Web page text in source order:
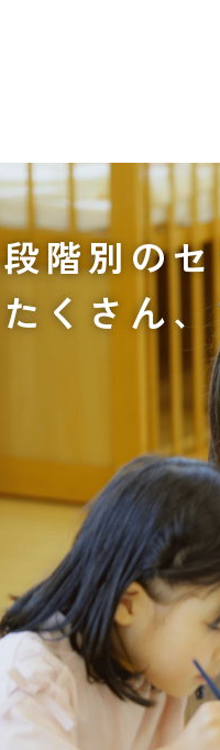
段階別の
たくさん